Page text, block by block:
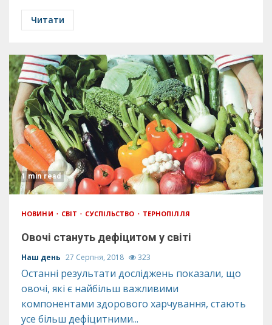
Читати
1 min read
НОВИНИ СВІТ СУСПІЛЬСТВО ТЕРНОПІЛЛЯ
Овочі стануть дефіцитом у світі
Наш день 27 Серпня, 2018 323
Останні результати досліджень показали, що
овочі, які є найбільш важливими
компонентами здорового харчування, стають
усе більш дефіцитними...